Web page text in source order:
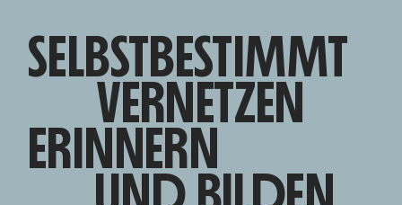
SELBSTBESTIMMT
VERNETZEN
ERINNERN